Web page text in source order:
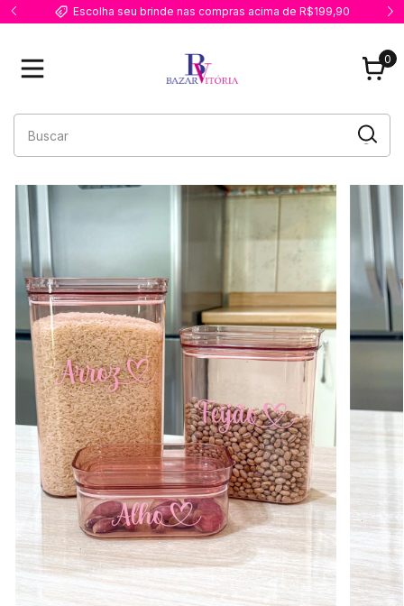
Escolha seu brinde nas compras acima de R$199,90
0